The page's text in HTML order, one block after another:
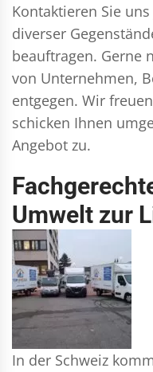
Kontaktieren Sie
diverser
beauftragen. Gerne
von Unternehmen,
entgegen. Wir
schicken Ihnen
Angebot zu.
Umwelt zur
In der Schweiz